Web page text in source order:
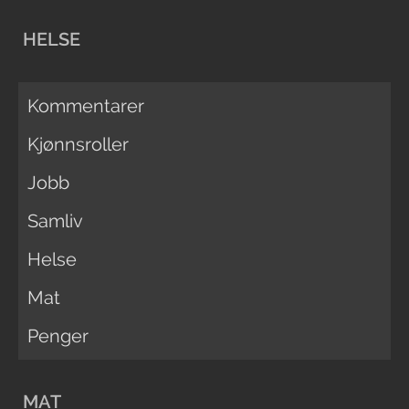
HELSE
Kommentarer
Kjønnsroller
Jobb
Samliv
Helse
Mat
Penger
MAT